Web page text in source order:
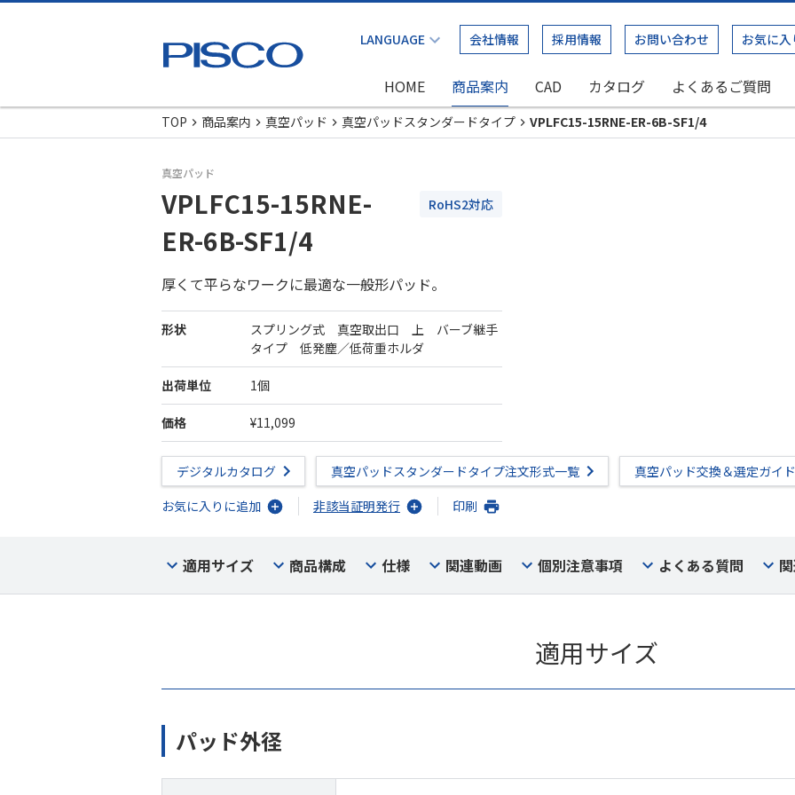
会社情報 採用情報 お問い合わせ お気に入
HOME 商品案内 CAD カタログ よくあるご質問
TOP
商品案内 真空パッド 真空パッドスタンダードタイプ VPLFC15-15RNE-ER-6B-SF1/4
真空パッド
VPLFC15-15RNE-
ER-6B-SF1/4
RoHS2対応
厚くて平らなワークに最適な一般形パッド。
形状
スプリング式 真空取出口 上 バーブ継手
タイプ 低発塵／低荷重ホルダ
出荷単位 1個
価格 ¥11,099
デジタルカタログ 真空パッドスタンダードタイプ注文形式一覧
真空パッド交換＆選定ガイド
お気に入りに追加
非該当証明発行 印刷
適用サイズ 商品構成 仕様 関連動画 個別注意事項 よくある質問
適用サイズ
パッド外径